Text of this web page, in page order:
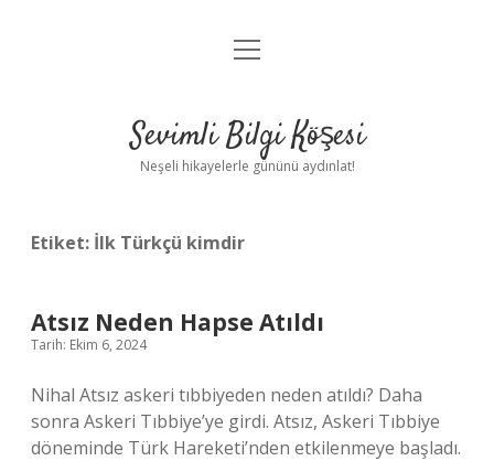
Anasayfa
Yasal Uyarı
menüyü
Sevimli Bilgi Köşesi
Neşeli hikayelerle gününü aydınlat!
Etiket: İlk Türkçü kimdir
Atsız Neden Hapse Atıldı
Tarih: Ekim 6, 2024
Nihal Atsız askeri tıbbiyeden neden atıldı? Daha
sonra Askeri Tıbbiye’ye girdi. Atsız, Askeri Tıbbiye
döneminde Türk Hareketi’nden etkilenmeye başladı.